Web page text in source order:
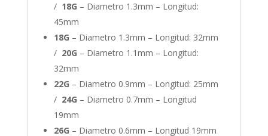
/ 18G – Diametro 1.3mm – Longitud:
45mm
18G – Diametro 1.3mm – Longitud: 32mm
/ 20G – Diametro 1.1mm – Longitud:
32mm
22G – Diametro 0.9mm – Longitud: 25mm
/ 24G – Diametro 0.7mm – Longitud
19mm
26G – Diametro 0.6mm – Longitud 19mm